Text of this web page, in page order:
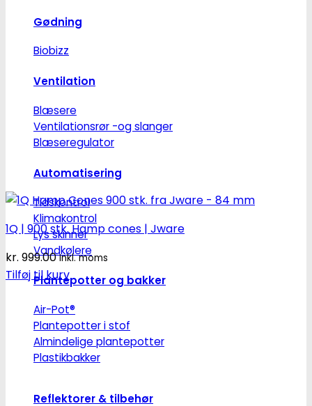
Gødning
Biobizz
Ventilation
Blæsere
Ventilationsrør -og slanger
Blæseregulator
Automatisering
Tidskontrol
Klimakontrol
Lys skinner
Vandkølere
Plantepotter og bakker
Air-Pot®
Plantepotter i stof
Almindelige plantepotter
Plastikbakker
Reflektorer & tilbehør
1Q | 900 stk. Hamp cones | Jware
kr. 999.00 Inkl. moms
Tilføj til kurv